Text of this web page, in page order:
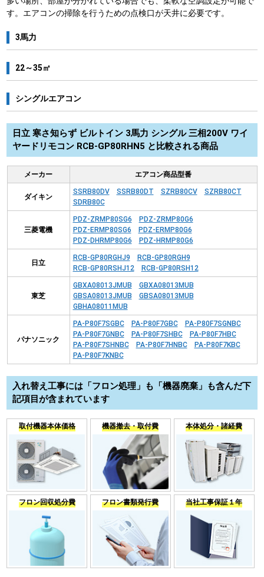
す。エアコンの掃除を行うための点検口が天井に必要です。
3馬力
22～35㎡
シングルエアコン
日立 寒さ知らず ビルトイン 3馬力 シングル 三相200V ワイ
ヤードリモコン RCB-GP80RHN5 と比較される商品
メーカー エアコン商品型番
ダイキン
SSRB80DV SSRB80DT SZRB80CV
SZRB80CT
SDRB80C
三菱電機
PDZ-ZRMP80SG6
PDZ-ZRMP80G6
PDZ-ERMP80SG6
PDZ-ERMP80G6
PDZ-DHRMP80G6
PDZ-HRMP80G6
日立
RCB-GP80RGHJ9
RCB-GP80RGH9
RCB-GP80RSHJ12
RCB-GP80RSH12
東芝
GBXA08013JMUB
GBXA08013MUB
GBSA08013JMUB
GBSA08013MUB
GBHA08011MUB
パナソニック
PA-P80F7SGBC PA-P80F7GBC
PA-P80F7SGNBC
PA-P80F7GNBC
PA-P80F7SHBC
PA-P80F7HBC
PA-P80F7SHNBC
PA-P80F7HNBC
PA-P80F7KBC
PA-P80F7KNBC
入れ替え工事には「フロン処理」も「機器廃棄」も含んだ下
記項目が含まれています
取付機器本体価格 機器撤去・取付費 本体処分・諸経費
フロン回収処分費 フロン書類発行費 当社工事保証１年